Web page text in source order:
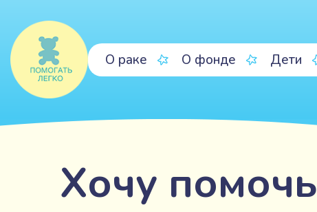
О раке О фонде Дети
Хочу помочь